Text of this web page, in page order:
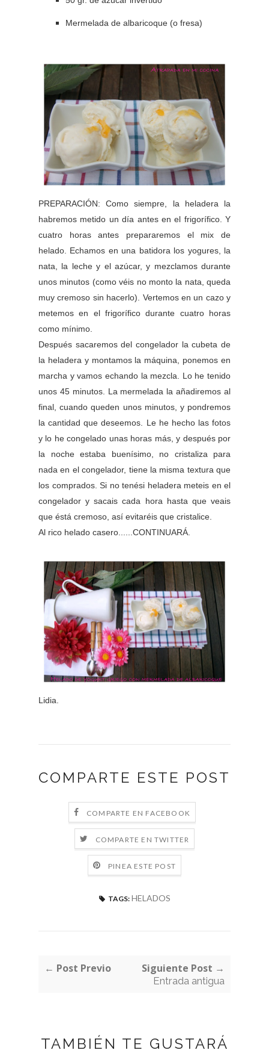
Mermelada de albaricoque (o fresa)
PREPARACIÓN: Como siempre, la heladera la
habremos metido un día antes en el frigorífico. Y
cuatro horas antes prepararemos el mix de
helado. Echamos en una batidora los yogures, la
nata, la leche y el azúcar, y mezclamos durante
unos minutos (como véis no monto la nata, queda
muy cremoso sin hacerlo). Vertemos en un cazo y
metemos en el frigorífico durante cuatro horas
como mínimo.
Después sacaremos del congelador la cubeta de
la heladera y montamos la máquina, ponemos en
marcha y vamos echando la mezcla. Lo he tenido
unos 45 minutos. La mermelada la añadiremos al
final, cuando queden unos minutos, y pondremos
la cantidad que deseemos. Le he hecho las fotos
y lo he congelado unas horas más, y después por
la noche estaba buenísimo, no cristaliza para
nada en el congelador, tiene la misma textura que
los comprados. Si no tenési heladera meteis en el
congelador y sacais cada hora hasta que veais
que éstá cremoso, así evitaréis que cristalice.
Al rico helado casero......CONTINUARÁ.
Lidia.
COMPARTE ESTE POST
COMPARTE EN FACEBOOK
COMPARTE EN TWITTER
PINEA ESTE POST
TAGS: HELADOS
← Post Previo Siguiente Post →
Entrada antigua
TAMBIÉN TE GUSTARÁ